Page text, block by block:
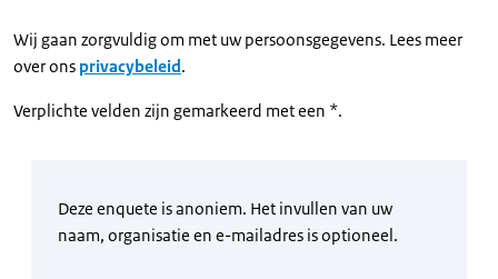
Wij gaan zorgvuldig om met uw persoonsgegevens. Lees meer
over ons privacybeleid.
Verplichte velden zijn gemarkeerd met een *.